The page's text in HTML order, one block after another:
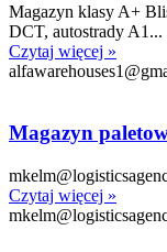
Magazyn klasy A+
DCT, autostrady A1...
Czytaj więcej »
Magazyn
Czytaj więcej »